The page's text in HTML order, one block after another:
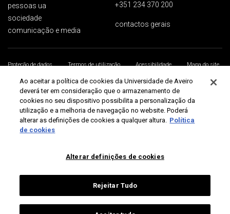
pessoas ua
sociedade
comunicação e media
+351 234 370 200
contactos gerais
Proteção de dados Termos de utilização Acessibilidade
Mapa do site
Universidade de Aveiro 2026
Ao aceitar a política de cookies da Universidade de Aveiro
deverá ter em consideração que o armazenamento de
cookies no seu dispositivo possibilita a personalização da
utilização e a melhoria de navegação no website. Poderá
alterar as definições de cookies a qualquer altura. Política
de cookies
Alterar definições de cookies
Rejeitar Tudo